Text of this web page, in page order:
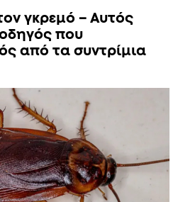
γκρεμό – Αυτός
που
από τα συντρίμια